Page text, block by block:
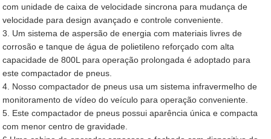
com unidade de caixa de velocidade sincrona para mudança de
velocidade para design avançado e controle conveniente.
3. Um sistema de aspersão de energia com materiais livres de
corrosão e tanque de água de polietileno reforçado com alta
capacidade de 800L para operação prolongada é adoptado para
este compactador de pneus.
4. Nosso compactador de pneus usa um sistema infravermelho de
monitoramento de vídeo do veículo para operação conveniente.
5. Este compactador de pneus possui aparência única e compacta
com menor centro de gravidade.